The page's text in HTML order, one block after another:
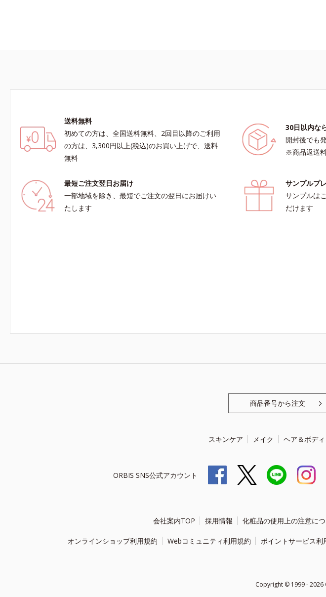
送料無料
初めての方は、全国送料無料、2回目以降のご利用
の方は、3,300円以上(税込)のお買い上げで、送料
無料
30日以内な
開封後でも
※商品返送
最短ご注文翌日お届け
一部地域を除き、最短でご注文の翌日にお届けい
たします
サンプルプ
サンプルは
だけます
商品番号から注文
スキンケア メイク ヘア＆ボディ
ORBIS SNS公式アカウント
会社案内TOP 採用情報 化粧品の使用上の注意に
オンラインショップ利用規約 Webコミュニティ利用規約 ポイントサービス利
Copyright © 1999 - 2026